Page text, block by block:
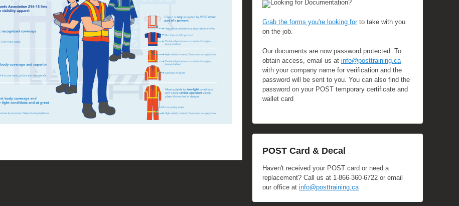
Looking for Documentation?
Grab the forms you're looking forto take with you
on the job.
Our documents are now password protected. To
obtain access, email us at info@posttraining.ca
with your company name for verification and the
password will be sent to you. You can also find the
password on your POST temporary certificate and
wallet card
POST Card & Decal
Haven't received your POST card or need a
replacement? Call us at 1-866-360-6722 or email
our office at info@posttraining.ca